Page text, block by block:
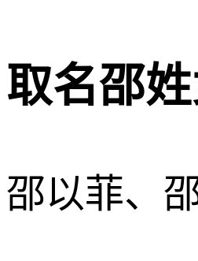
取名邵
邵以菲、